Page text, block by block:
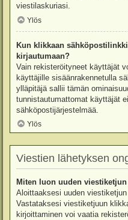
viestilaskuriasi.
Ylös
Kun klikkaan
kirjautumaan?
Vain rekisteröityneet käyttäjät
käyttäjille sisäänrakennetulla
ylläpitäjä sallii tämän
tunnistautumattomat käyttäjät
sähköpostijärjestelmää.
Ylös
Viestien lähetyksen
Miten luon uuden
Aloittaaksesi uuden
Vastataksesi viestiketjuun
kirjoittaminen voi vaatia